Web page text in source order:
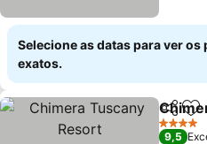
Selecione as datas para ver os
exatos.
4 Estrelas
9,5